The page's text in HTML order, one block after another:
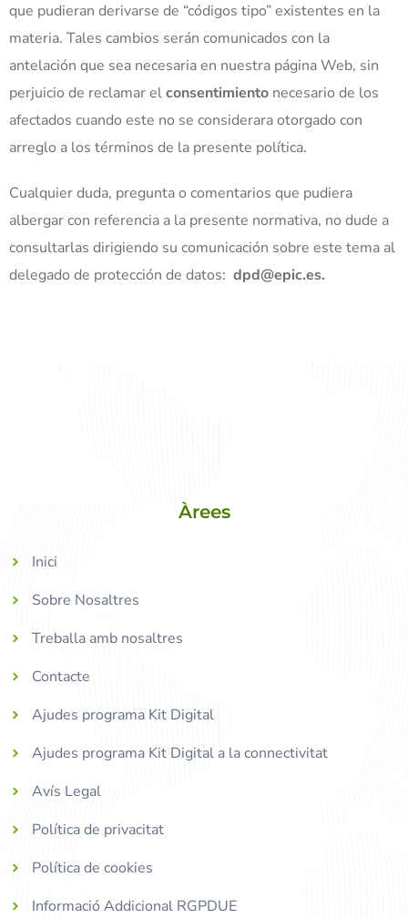
que pudieran derivarse de “códigos tipo” existentes en la
materia. Tales cambios serán comunicados con la
antelación que sea necesaria en nuestra página Web, sin
perjuicio de reclamar elconsentimiento necesario de los
afectados cuando este no se considerara otorgado con
arreglo a los términos de la presente política.
Cualquier duda, pregunta o comentarios que pudiera
albergar con referencia a la presente normativa, no dude a
consultarlas dirigiendo su comunicación sobre este tema al
delegado de protección de datos: dpd@epic.es.
Àrees
Inici
Sobre Nosaltres
Treballa amb nosaltres
Contacte
Ajudes programa Kit Digital
Ajudes programa Kit Digital a la connectivitat
Avís Legal
Política de privacitat
Política de cookies
Informació Addicional RGPDUE